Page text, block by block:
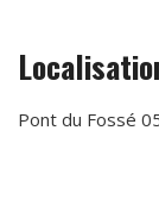
Pont du Fossé